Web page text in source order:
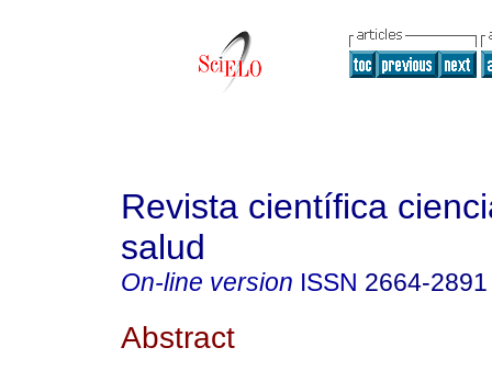
Revista científica
salud
On-line version ISSN 2664-2891
Abstract